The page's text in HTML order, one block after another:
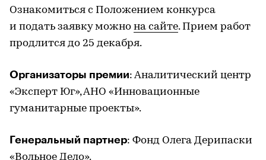
Ознакомиться с Положением конкурса
и подать заявку можно на сайте. Прием работ
продлится до 25 декабря.
Организаторы премии: Аналитический центр
«Эксперт Юг», АНО «Инновационные
гуманитарные проекты».
Генеральный партнер: Фонд Олега Дерипаски
«Вольное Дело».